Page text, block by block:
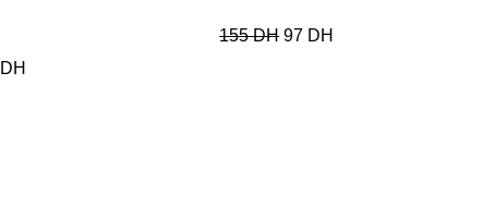
DH
155DH 97 DH